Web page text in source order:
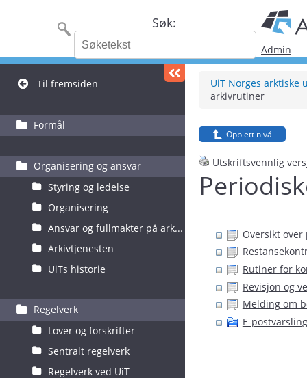
Søk:
Admin
Til fremsiden
Formål
Organisering og ansvar
Styring og ledelse
Organisering
Ansvar og fullmakter på ark...
Arkivtjenesten
UiTs historie
Regelverk
Lover og forskrifter
Sentralt regelverk
Regelverk ved UiT
UiT Norges arktiske
arkivrutiner
Opp ett nivå
Utskriftsvennlig
Oversikt
Rutiner for
Revisjon og
Melding om
E-